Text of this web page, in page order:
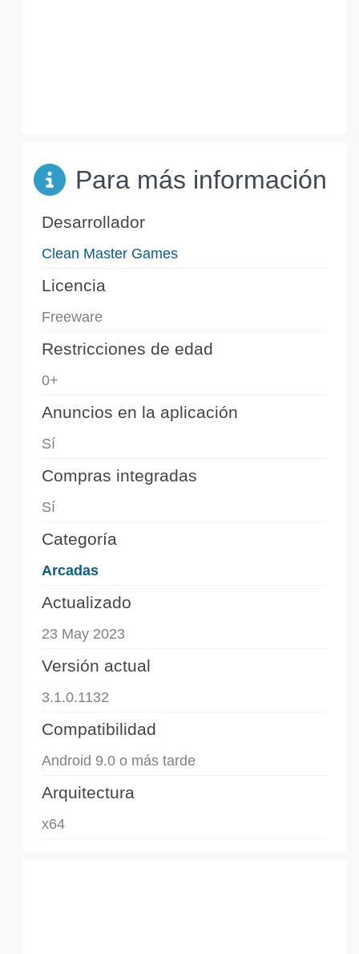
Para más información
Desarrollador
Clean Master Games
Licencia
Freeware
Restricciones de edad
0+
Anuncios en la aplicación
Sí
Compras integradas
Sí
Categoría
Arcadas
Actualizado
23 May 2023
Versión actual
3.1.0.1132
Compatibilidad
Android 9.0 o más tarde
Arquitectura
x64